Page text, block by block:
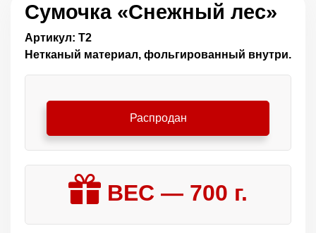
Сумочка «Снежный лес»
Артикул: Т2
Нетканый материал, фольгированный внутри.
Распродан
ВЕС — 700 г.